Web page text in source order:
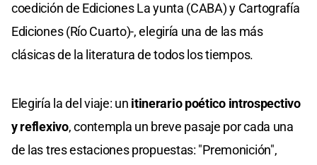
coedición de Ediciones La yunta (CABA) y Cartografía
Ediciones (Río Cuarto)-, elegiría una de las más
clásicas de la literatura de todos los tiempos.
Elegiría la del viaje: un itinerario poético introspectivo
y reflexivo, contempla un breve pasaje por cada una
de las tres estaciones propuestas: "Premonición",